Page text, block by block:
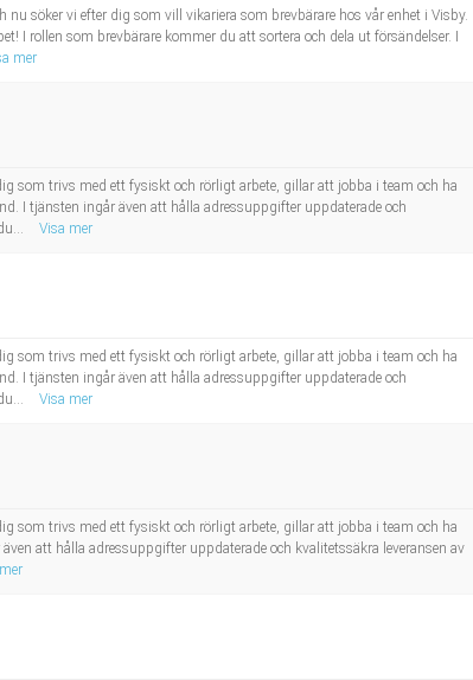
söker vi efter dig som vill vikariera som brevbärare hos vår enhet i Visby.
rollen som brevbärare kommer du att sortera och dela ut försändelser. I
mer
som trivs med ett fysiskt och rörligt arbete, gillar att jobba i team och ha
I tjänsten ingår även att hålla adressuppgifter uppdaterade och
Visa mer
som trivs med ett fysiskt och rörligt arbete, gillar att jobba i team och ha
I tjänsten ingår även att hålla adressuppgifter uppdaterade och
Visa mer
som trivs med ett fysiskt och rörligt arbete, gillar att jobba i team och ha
att hålla adressuppgifter uppdaterade och kvalitetssäkra leveransen av